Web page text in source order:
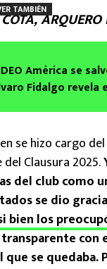
TAMBIÉN
América se
Fidalgo revela
se hizo cargo
Clausura 2025.
del club como
se dio
bien los
con
se quedaba.